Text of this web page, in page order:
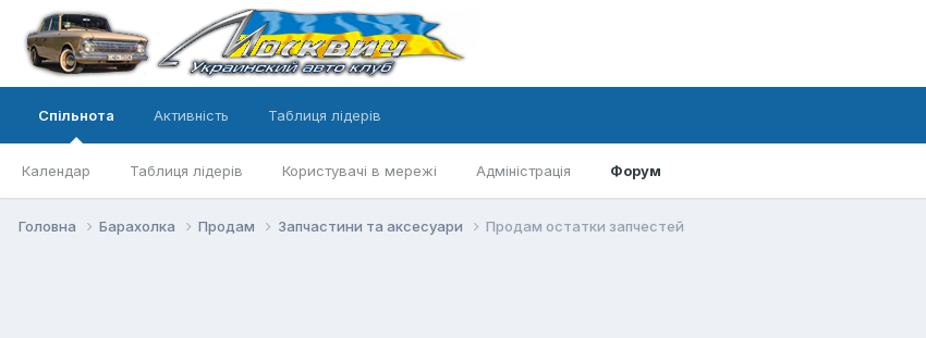
Спільнота
Календар Таблиця лідерів Користувачі в мережі Адміністрація Форум
Активність Таблиця лідерів
Головна Барахолка Продам Запчастини та аксесуари Продам остатки запчестей